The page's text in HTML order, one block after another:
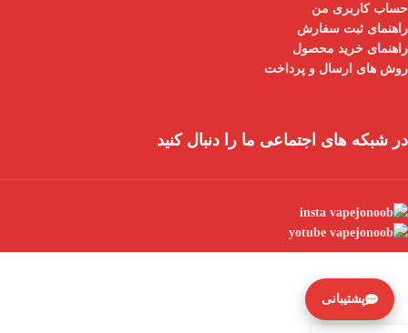
حساب کاربری من
راهنمای ثبت سفارش
راهنمای خرید محصول
روش های ارسال و پرداخت
در شبکه های اجتماعی ما را دنبال کنید
پشتیبانی